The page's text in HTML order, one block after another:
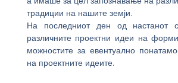
традиции на нашите земји.
На последниот ден од настанот
различните проектни идеи на
можностите за евентуално
на проектните идеите.